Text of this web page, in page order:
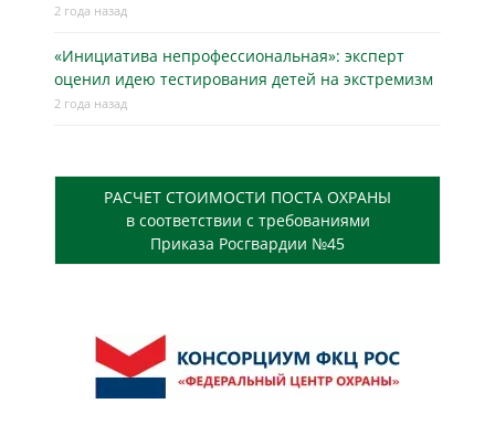
2 года назад
«Инициатива непрофессиональная»: эксперт
оценил идею тестирования детей на экстремизм
2 года назад
РАСЧЕТ СТОИМОСТИ ПОСТА ОХРАНЫ
в соответствии с требованиями
Приказа Росгвардии №45